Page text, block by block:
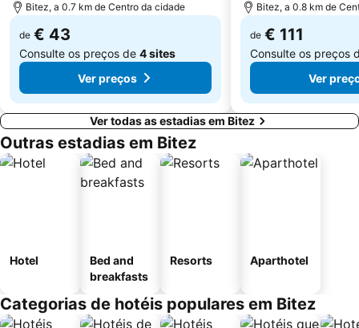
Bitez, a 0.7 km de Centro da cidade
de € 43
Consulte os preços de 4 sites
Ver preços
Bitez, a 0.8 km de
de € 111
Consulte os preços
Ver
Ver todas as estadias em Bitez
Outras estadias em Bitez
Hotel
Bed and
breakfasts
Resorts Aparthotel
Categorias de hotéis populares em Bitez